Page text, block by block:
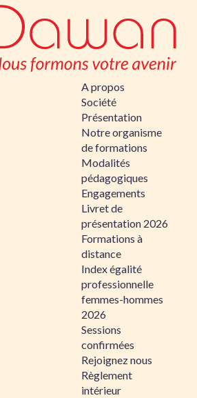
A propos
Société
Présentation
Notre organisme
de formations
Modalités
pédagogiques
Engagements
Livret de
présentation 2026
Formations à
distance
Index égalité
professionnelle
femmes-hommes
2026
Sessions
confirmées
Rejoignez nous
Règlement
intérieur